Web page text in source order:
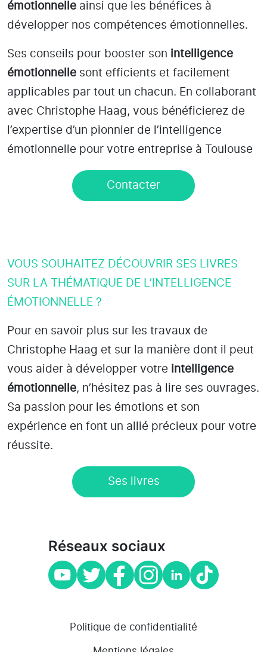
émotionnelle ainsi que les bénéfices à
développer nos compétences émotionnelles.
Ses conseils pour booster son intelligence
émotionnelle sont efficients et facilement
applicables par tout un chacun. En collaborant
avec Christophe Haag, vous bénéficierez de
l’expertise d’un pionnier de l’intelligence
émotionnelle pour votre entreprise à Toulouse
Contacter
VOUS SOUHAITEZ DÉCOUVRIR SES LIVRES
SUR LA THÉMATIQUE DE L’INTELLIGENCE
ÉMOTIONNELLE ?
Pour en savoir plus sur les travaux de
Christophe Haag et sur la manière dont il peut
vous aider à développer votre intelligence
émotionnelle, n’hésitez pas à lire ses ouvrages.
Sa passion pour les émotions et son
expérience en font un allié précieux pour votre
réussite.
Ses livres
Réseaux sociaux
Politique de confidentialité